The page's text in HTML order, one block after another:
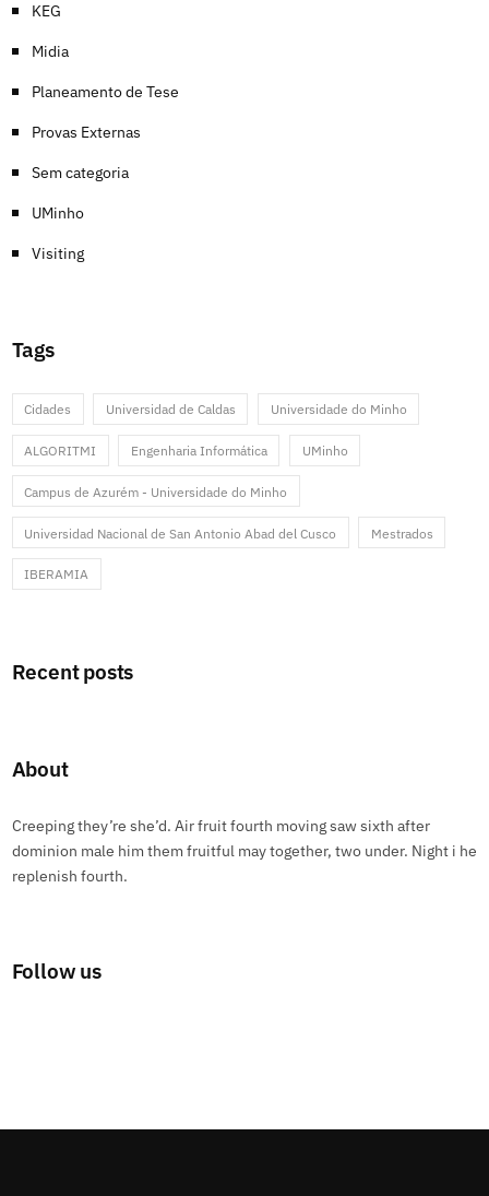
KEG
Midia
Planeamento de Tese
Provas Externas
Sem categoria
UMinho
Visiting
Tags
Cidades Universidad de Caldas Universidade do Minho
ALGORITMI Engenharia Informática UMinho
Campus de Azurém - Universidade do Minho
Universidad Nacional de San Antonio Abad del Cusco Mestrados
IBERAMIA
Recent posts
About
Creeping they’re she’d. Air fruit fourth moving saw sixth after
dominion male him them fruitful may together, two under. Night i he
replenish fourth.
Follow us